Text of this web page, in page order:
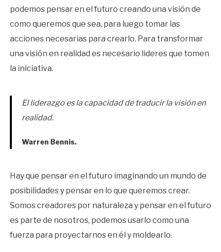
podemos pensar en el futuro creando una visión de
como queremos que sea, para luego tomar las
acciones necesarias para crearlo. Para transformar
una visión en realidad es necesario lideres que tomen
la iniciativa.
El liderazgo es la capacidad de traducir la visión en
realidad.
Warren Bennis.
Hay que pensar en el futuro imaginando un mundo de
posibilidades y pensar en lo que queremos crear.
Somos creadores por naturaleza y pensar en el futuro
es parte de nosotros, podemos usarlo como una
fuerza para proyectarnos en él y moldearlo.